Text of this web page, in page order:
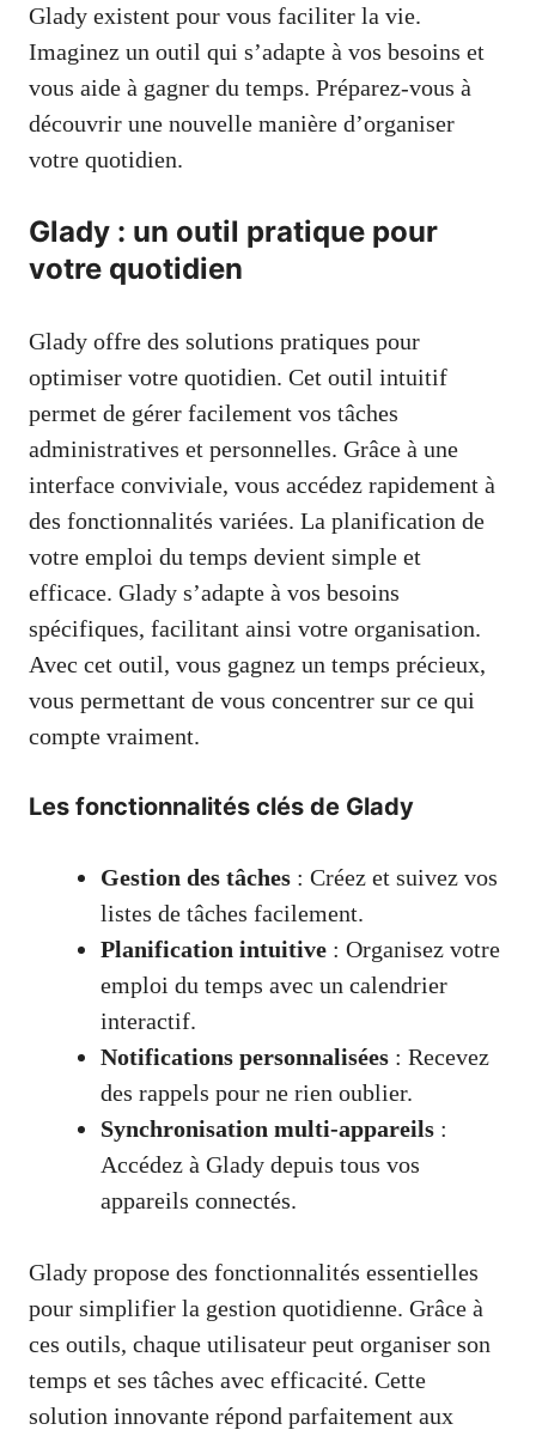
Glady existent pour vous faciliter la vie.
Imaginez un outil qui s’adapte à vos besoins et
vous aide à gagner du temps. Préparez-vous à
découvrir une nouvelle manière d’organiser
votre quotidien.
Glady : un outil pratique pour
votre quotidien
Glady offre des solutions pratiques pour
optimiser votre quotidien. Cet outil intuitif
permet de gérer facilement vos tâches
administratives et personnelles. Grâce à une
interface conviviale, vous accédez rapidement à
des fonctionnalités variées. La planification de
votre emploi du temps devient simple et
efficace. Glady s’adapte à vos besoins
spécifiques, facilitant ainsi votre organisation.
Avec cet outil, vous gagnez un temps précieux,
vous permettant de vous concentrer sur ce qui
compte vraiment.
Les fonctionnalités clés de Glady
Gestion des tâches : Créez et suivez vos
listes de tâches facilement.
Planification intuitive : Organisez votre
emploi du temps avec un calendrier
interactif.
Notifications personnalisées : Recevez
des rappels pour ne rien oublier.
Synchronisation multi-appareils :
Accédez à Glady depuis tous vos
appareils connectés.
Glady propose des fonctionnalités essentielles
pour simplifier la gestion quotidienne. Grâce à
ces outils, chaque utilisateur peut organiser son
temps et ses tâches avec efficacité. Cette
solution innovante répond parfaitement aux